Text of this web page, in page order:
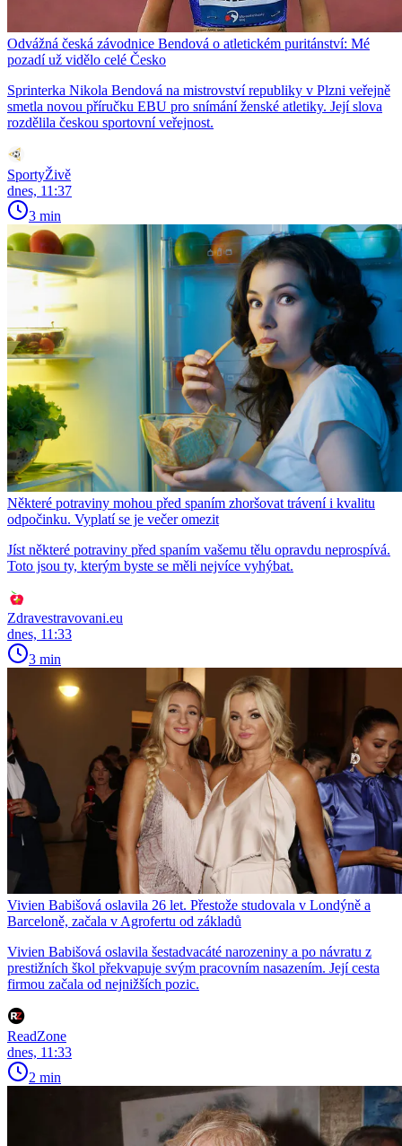
Odvážná česká závodnice Bendová o atletickém puritánství: Mé
pozadí už vidělo celé Česko
Sprinterka Nikola Bendová na mistrovství republiky v Plzni veřejně
smetla novou příručku EBU pro snímání ženské atletiky. Její slova
rozdělila českou sportovní veřejnost.
SportyŽivě
dnes, 11:37
3 min
Některé potraviny mohou před spaním zhoršovat trávení i kvalitu
odpočinku. Vyplatí se je večer omezit
Jíst některé potraviny před spaním vašemu tělu opravdu neprospívá.
Toto jsou ty, kterým byste se měli nejvíce vyhýbat.
Zdravestravovani.eu
dnes, 11:33
3 min
Vivien Babišová oslavila 26 let. Přestože studovala v Londýně a
Barceloně, začala v Agrofertu od základů
Vivien Babišová oslavila šestadvacáté narozeniny a po návratu z
prestižních škol překvapuje svým pracovním nasazením. Její cesta
firmou začala od nejnižších pozic.
ReadZone
dnes, 11:33
2 min